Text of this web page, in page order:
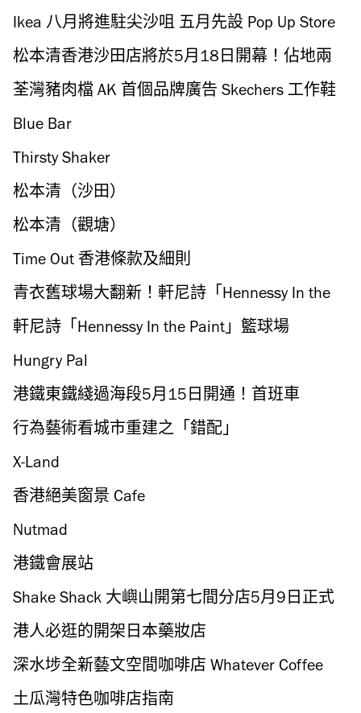
Ikea 八月將進駐尖沙咀 五月先設 Pop Up Store
試水溫
松本清香港沙田店將於5月18日開幕！佔地兩
層近5,000呎
荃灣豬肉檔 AK 首個品牌廣告 Skechers 工作鞋
系列
Blue Bar
Thirsty Shaker
松本清（沙田）
松本清（觀塘）
Time Out 香港條款及細則
青衣舊球場大翻新！軒尼詩「Hennessy In the
Paint」籃球場成打卡新景點
軒尼詩「Hennessy In the Paint」籃球場
Hungry Pal
港鐵東鐵綫過海段5月15日開通！首班車
5.25am 會展站通往紅磡
行為藝術看城市重建之「錯配」
X-Land
香港絕美窗景 Cafe
Nutmad
港鐵會展站
Shake Shack 大嶼山開第七間分店5月9日正式
開幕
港人必逛的開架日本藥妝店
深水埗全新藝文空間咖啡店 Whatever Coffee
土瓜灣特色咖啡店指南